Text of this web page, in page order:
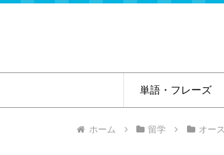
単語・フレーズ
ホーム 留学 オー